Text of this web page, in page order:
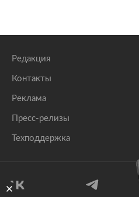
Редакция
Контакты
Реклама
Пресс-релизы
Техподдержка